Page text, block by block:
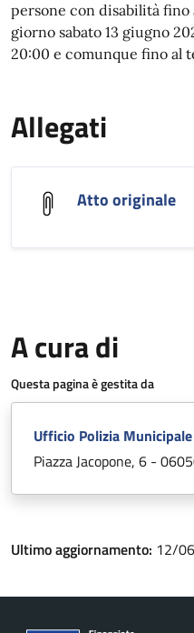
persone con disabilità
giorno sabato 13 giugno
20:00 e comunque fino al
Allegati
Atto originale
A cura di
Questa pagina è gestita da
Ufficio Polizia Municipale
Piazza Jacopone, 6 -
Ultimo aggiornamento: 12/